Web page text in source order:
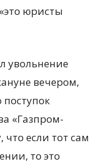
юристы
увольнение
вечером,
поступок
«Газпром-
если тот сам
то это